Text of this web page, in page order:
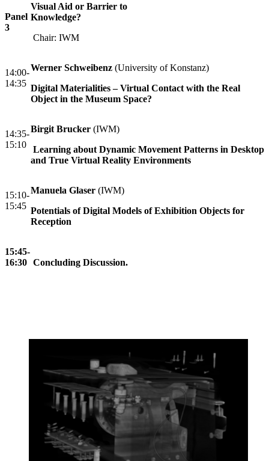
Panel
3
Visual Aid or Barrier to
Knowledge?
Chair: IWM
14:00-
14:35
Werner Schweibenz (University of Konstanz)
Digital Materialities – Virtual Contact with the Real
Object in the Museum Space?
14:35-
15:10
Birgit Brucker (IWM)
Learning about Dynamic Movement Patterns in Desktop
and True Virtual Reality Environments
15:10-
15:45
Manuela Glaser (IWM)
Potentials of Digital Models of Exhibition Objects for
Reception
15:45-
16:30 Concluding Discussion.